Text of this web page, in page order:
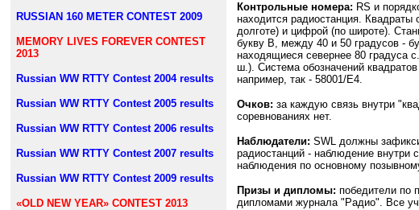
RUSSIAN 160 METER CONTEST 2009
MEMORY LIVES FOREVER CONTEST
2013
Russian WW RTTY Contest 2004 results
Russian WW RTTY Contest 2005 results
Russian WW RTTY Contest 2006 results
Russian WW RTTY Contest 2007 results
Russian WW RTTY Contest 2009 results
«OLD NEW YEAR» CONTEST 2013
Контрольные номера: RS и
находится радиостанция.
долготе) и цифрой (по широте).
букву В, между 40 и 50 градусов -
находящиеся севернее 80
ш.). Система обозначений
например, так - 58001/Е4.
Очков: за каждую связь внутри
соревнованиях нет.
Наблюдатели: SWL должны
радиостанций - наблюдение внутри
наблюдения по основному
Призы и дипломы: победители по
дипломами журнала "Радио". Все